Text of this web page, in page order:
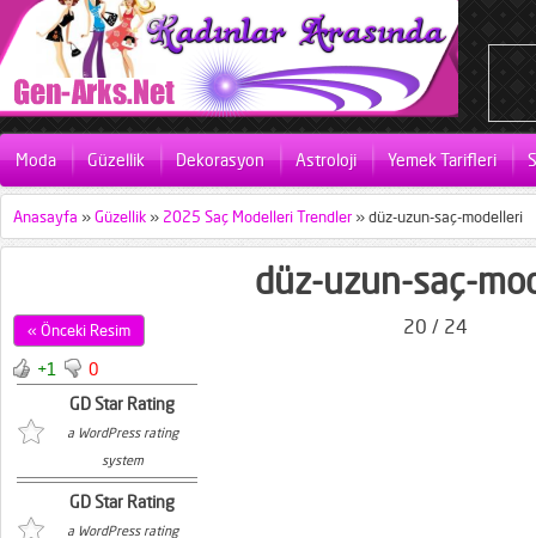
Moda Güzellik Dekorasyon Astroloji Yemek Tarifleri
Anasayfa »Güzellik » 2025 Saç Modelleri Trendler »düz-uzun-saç-modelleri
düz-uzun-saç-
« Önceki Resim 20 / 24
+1
0
GD Star Rating
a WordPress rating
system
GD Star Rating
a WordPress rating